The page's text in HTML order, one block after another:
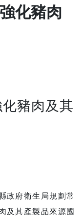
化豬肉
豬肉及其
政府衛生局規劃常
及其產製品來源國